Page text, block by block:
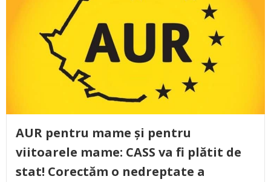
AUR pentru mame și pentru
viitoarele mame: CASS va fi plătit de
stat! Corectăm o nedreptate a